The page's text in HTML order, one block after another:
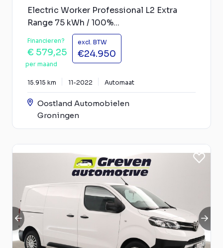
Electric Worker Professional L2 Extra
Range 75 kWh / 100%...
Financieren?
€ 579,25
per maand
excl. BTW
€24.950
15.915 km 11-2022 Automaat
Oostland Automobielen
Groningen